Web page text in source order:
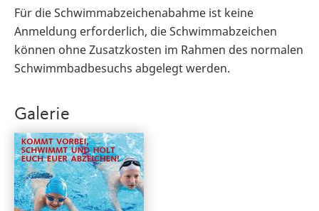
Für die Schwimmabzeichenabahme ist keine
Anmeldung erforderlich, die Schwimmabzeichen
können ohne Zusatzkosten im Rahmen des normalen
Schwimmbadbesuchs abgelegt werden.
Galerie